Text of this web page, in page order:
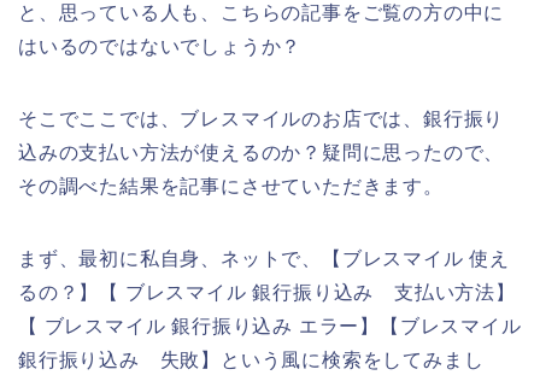
と、思っている人も、こちらの記事をご覧の方の中に
はいるのではないでしょうか？
そこでここでは、ブレスマイルのお店では、銀行振り
込みの支払い方法が使えるのか？疑問に思ったので、
その調べた結果を記事にさせていただきます。
まず、最初に私自身、ネットで、【ブレスマイル 使え
るの？】【 ブレスマイル 銀行振り込み 支払い方法】
【 ブレスマイル 銀行振り込み エラー】【ブレスマイル
銀行振り込み 失敗】という風に検索をしてみまし